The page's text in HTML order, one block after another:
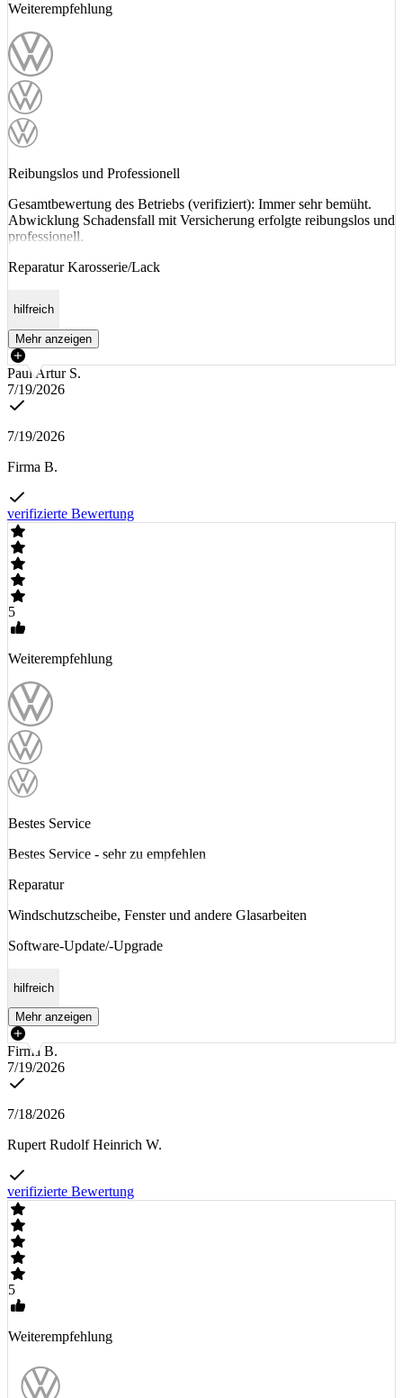
Weiterempfehlung
Reibungslos und Professionell
Gesamtbewertung des Betriebs (verifiziert): Immer sehr bemüht.
Abwicklung Schadensfall mit Versicherung erfolgte reibungslos und
professionell.
Reparatur Karosserie/Lack
hilfreich
Mehr anzeigen
Paul Artur S.
7/19/2026
7/19/2026
Firma B.
verifizierte Bewertung
5
Weiterempfehlung
Bestes Service
Bestes Service - sehr zu empfehlen
Reparatur
Windschutzscheibe, Fenster und andere Glasarbeiten
Software-Update/-Upgrade
hilfreich
Mehr anzeigen
Firma B.
7/19/2026
7/18/2026
Rupert Rudolf Heinrich W.
verifizierte Bewertung
5
Weiterempfehlung